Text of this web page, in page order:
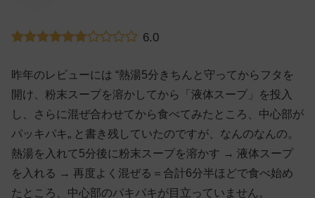
6.0
昨年のレビューには “熱湯5分きちんと守ってからフタを
開け、粉末スープを溶かしてから「液体スープ」を投入
し、さらに混ぜ合わせてから食べてみたところ、中心部が
パッキパキ„ と書き残していたのですが、なんのなんの。
熱湯を入れて5分後に粉末スープを溶かす → 液体スープ
を入れる → 再度よく混ぜる＝合計6分半ほどで食べ始め
たところ、中心部のパキパキが目立っていません。